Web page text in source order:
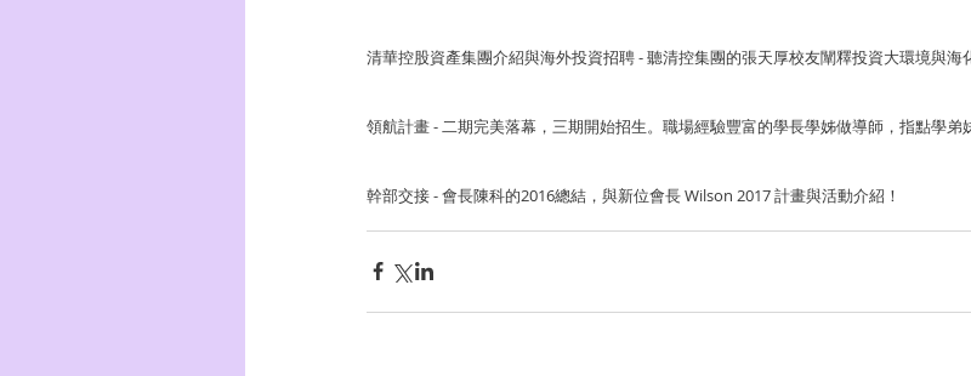
清華控股資產集團介紹與海外投資招聘 - 聽清控集團的張天厚校友闡釋投資大環境與海
領航計畫 - 二期完美落幕，三期開始招生。職場經驗豐富的學長學姊做導師，指點學弟
幹部交接 - 會長陳科的2016總結，與新位會長 Wilson 2017 計畫與活動介紹！